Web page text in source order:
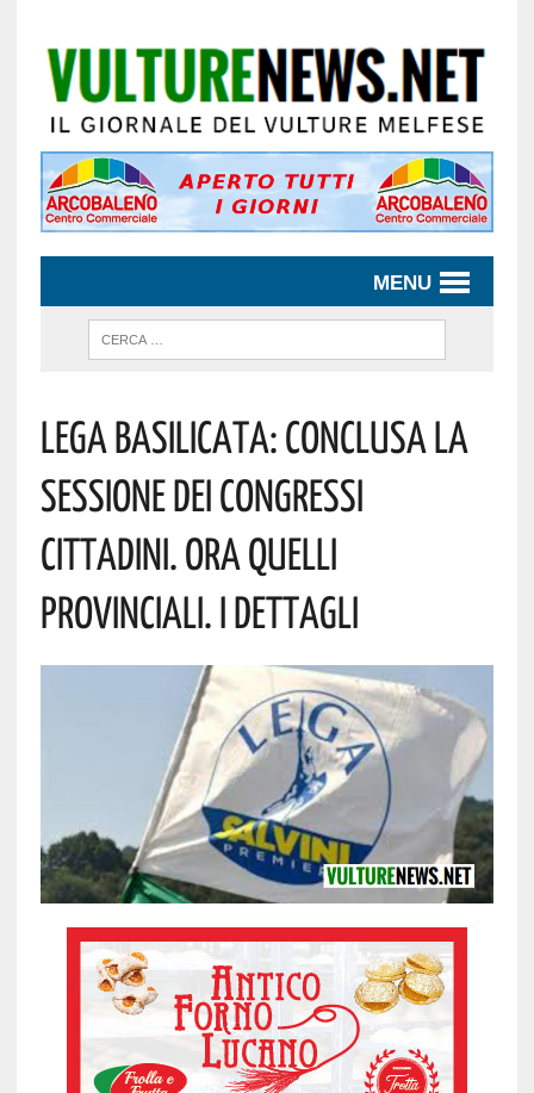
MENU
Lega Basilicata: Conclusa La
Sessione Dei Congressi
Cittadini. Ora Quelli
Provinciali. I Dettagli